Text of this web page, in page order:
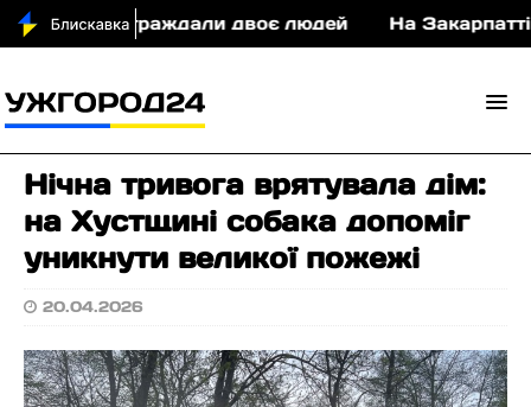
постраждали двоє людей На Закарпатті
Нічна тривога врятувала дім:
на Хустщині собака допоміг
уникнути великої пожежі
20.04.2026